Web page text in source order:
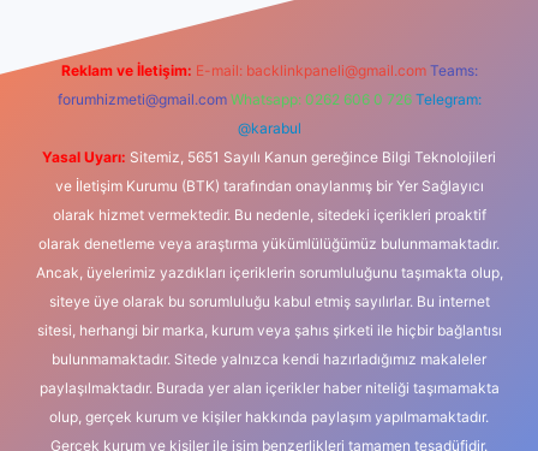
Reklam ve İletişim: E-mail: backlinkpaneli@gmail.com Teams:
forumhizmeti@gmail.com Whatsapp: 0262 606 0 726 Telegram:
@karabul
Yasal Uyarı: Sitemiz, 5651 Sayılı Kanun gereğince Bilgi Teknolojileri
ve İletişim Kurumu (BTK) tarafından onaylanmış bir Yer Sağlayıcı
olarak hizmet vermektedir. Bu nedenle, sitedeki içerikleri proaktif
olarak denetleme veya araştırma yükümlülüğümüz bulunmamaktadır.
Ancak, üyelerimiz yazdıkları içeriklerin sorumluluğunu taşımakta olup,
siteye üye olarak bu sorumluluğu kabul etmiş sayılırlar. Bu internet
sitesi, herhangi bir marka, kurum veya şahıs şirketi ile hiçbir bağlantısı
bulunmamaktadır. Sitede yalnızca kendi hazırladığımız makaleler
paylaşılmaktadır. Burada yer alan içerikler haber niteliği taşımamakta
olup, gerçek kurum ve kişiler hakkında paylaşım yapılmamaktadır.
Gerçek kurum ve kişiler ile isim benzerlikleri tamamen tesadüfidir.